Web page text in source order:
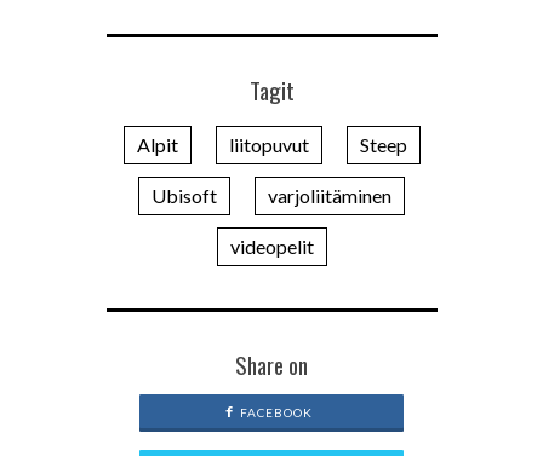
Tagit
Alpit liitopuvut Steep
Ubisoft varjoliitäminen
videopelit
Share on
FACEBOOK